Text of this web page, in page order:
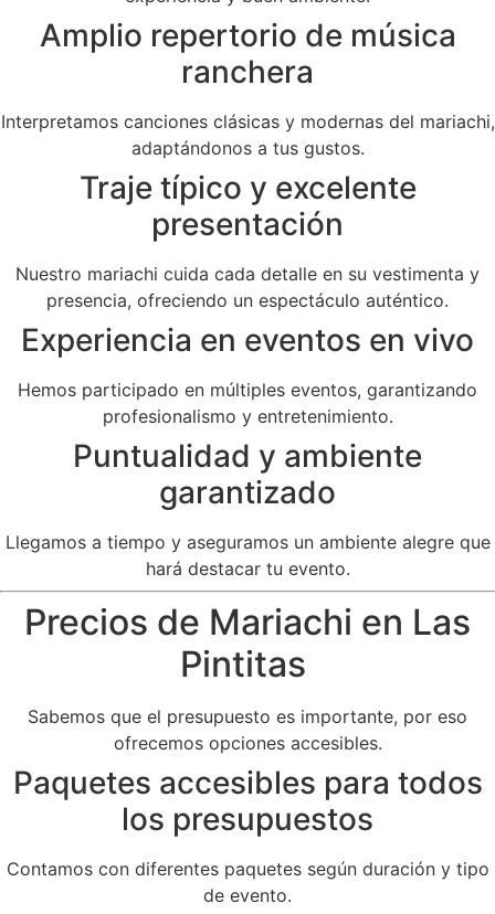
Amplio repertorio de música
ranchera
Interpretamos canciones clásicas y modernas del mariachi,
adaptándonos a tus gustos.
Traje típico y excelente
presentación
Nuestro mariachi cuida cada detalle en su vestimenta y
presencia, ofreciendo un espectáculo auténtico.
Experiencia en eventos en vivo
Hemos participado en múltiples eventos, garantizando
profesionalismo y entretenimiento.
Puntualidad y ambiente
garantizado
Llegamos a tiempo y aseguramos un ambiente alegre que
hará destacar tu evento.
Precios de Mariachi en Las
Pintitas
Sabemos que el presupuesto es importante, por eso
ofrecemos opciones accesibles.
Paquetes accesibles para todos
los presupuestos
Contamos con diferentes paquetes según duración y tipo
de evento.